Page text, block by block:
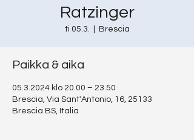
Ratzinger
ti 05.3. Brescia
Paikka & aika
05.3.2024 klo 20.00 – 23.50
Brescia, Via Sant'Antonio, 16, 25133
Brescia BS, Italia